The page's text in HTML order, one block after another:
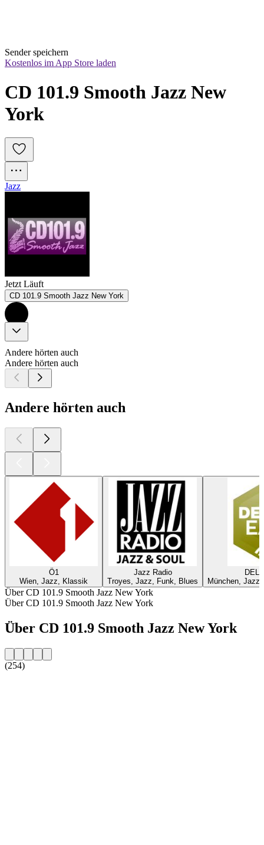
Sender speichern
Kostenlos im App Store laden
CD 101.9 Smooth Jazz New
York
Jazz
Jetzt Läuft
CD 101.9 Smooth Jazz New York
Andere hörten auch
Andere hörten auch
Andere hörten auch
Ö1
Wien, Jazz, Klassik
Jazz Radio
Troyes, Jazz, Funk, Blues
München,
Über CD 101.9 Smooth Jazz New York
Über CD 101.9 Smooth Jazz New York
Über CD 101.9 Smooth Jazz New York
(254)